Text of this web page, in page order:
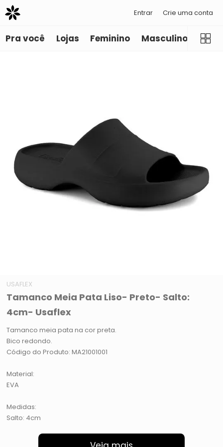
Entrar Crie uma conta
Pra você Lojas Feminino Masculino
USAFLEX
Tamanco Meia Pata Liso- Preto- Salto:
4cm- Usaflex
Tamanco meia pata na cor preta.
Bico redondo.
Código do Produto: MA21001001
Material:
EVA
Medidas:
Salto: 4cm